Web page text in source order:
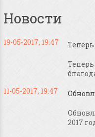
Новости
19-05-2017, 19:47
11-05-2017, 19:47
2017